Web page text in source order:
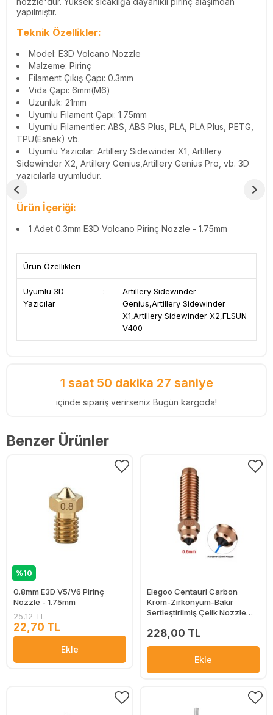
yapılmıştır.
Teknik Özellikler:
Model: E3D Volcano Nozzle
Malzeme: Pirinç
Filament Çıkış Çapı: 0.3mm
Vida Çapı: 6mm(M6)
Uzunluk: 21mm
Uyumlu Filament Çapı: 1.75mm
Uyumlu Filamentler: ABS, ABS Plus, PLA, PLA Plus, PETG,
TPU(Esnek) vb.
Uyumlu Yazıcılar: Artillery Sidewinder X1, Artillery
Sidewinder X2, Artillery Genius,Artillery Genius Pro, vb. 3D
yazıcılarla uyumludur.
Ürün İçeriği:
1 Adet 0.3mm E3D Volcano Pirinç Nozzle - 1.75mm
Ürün Özellikleri
Uyumlu 3D
Yazıcılar
:
Artillery Sidewinder
Genius,Artillery Sidewinder
X1,Artillery Sidewinder X2,FLSUN
V400
1 saat 50 dakika 26 saniye
içinde sipariş verirseniz Bugün kargoda!
Benzer Ürünler
%10
0.8mm E3D V5/V6 Pirinç
Nozzle - 1.75mm
25,12 TL
22,70 TL
Ekle
Elegoo Centauri Carbon
Krom-Zirkonyum-Bakır
Sertleştirilmiş Çelik Nozzle
228,00 TL
Ekle